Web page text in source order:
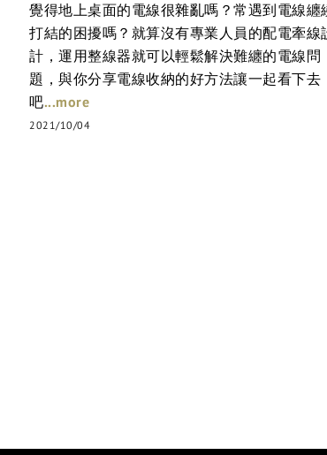
覺得地上桌面的電線很雜亂嗎？常遇到電線纏
打結的困擾嗎？就算沒有專業人員的配電牽線
計，運用整線器就可以輕鬆解決難纏的電線問
題，與你分享電線收納的好方法讓一起看下去
吧...more
2021/10/04